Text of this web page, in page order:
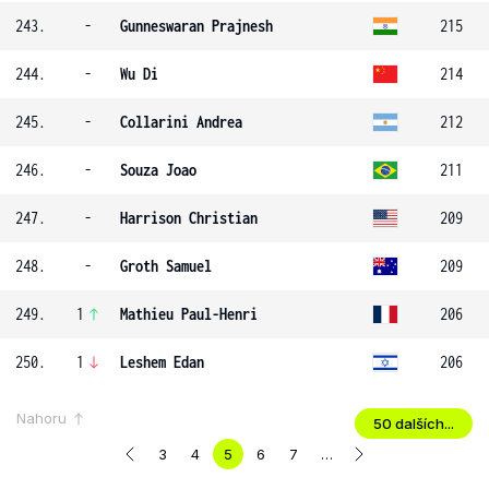
243. - Gunneswaran Prajnesh 215
244. - Wu Di 214
245. - Collarini Andrea 212
246. - Souza Joao 211
247. - Harrison Christian 209
248. - Groth Samuel 209
249. 1 Mathieu Paul-Henri 206
250. 1 Leshem Edan 206
Nahoru
50 dalších...
3
4 5 6 7 …